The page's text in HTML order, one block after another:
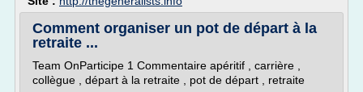
Comment organiser un pot de départ à la
retraite ...
Team OnParticipe 1 Commentaire apéritif , carrière ,
collègue , départ à la retraite , pot de départ , retraite